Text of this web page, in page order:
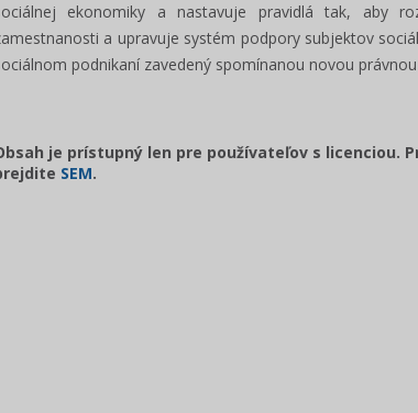
ekonomiky a nastavuje pravidlá tak, aby
a upravuje systém podpory subjektov
podnikaní zavedený spomínanou novou
je prístupný len pre používateľov s licenciou.
SEM.